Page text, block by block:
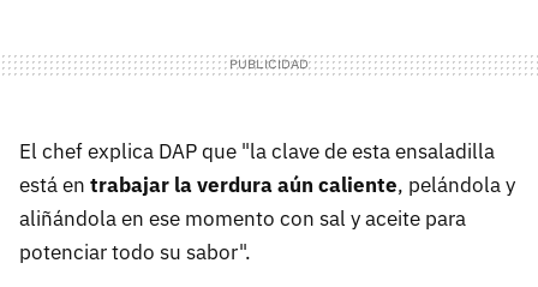
El chef explica DAP que "la clave de esta ensaladilla
está en trabajar la verdura aún caliente, pelándola y
aliñándola en ese momento con sal y aceite para
potenciar todo su sabor".